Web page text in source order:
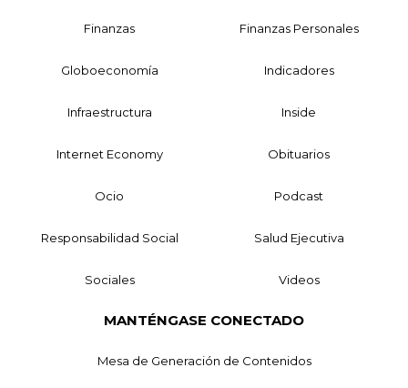
Finanzas Finanzas Personales
Globoeconomía Indicadores
Infraestructura Inside
Internet Economy Obituarios
Ocio Podcast
Responsabilidad Social Salud Ejecutiva
Sociales Videos
MANTÉNGASE CONECTADO
Mesa de Generación de Contenidos